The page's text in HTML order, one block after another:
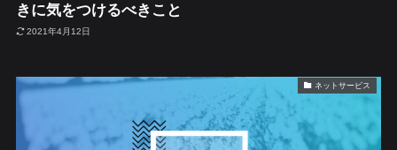
きに気をつけるべきこと
2021年4月12日
ネットサービス